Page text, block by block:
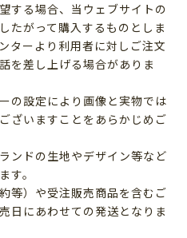
する場合、当ウェブサイトの
たがって購入するものとしま
ターより利用者に対しご注文
を差し上げる場合がありま
の設定により画像と実物では
ざいますことをあらかじめご
ンドの生地やデザイン等など
す。
等）や受注販売商品を含むご
日にあわせての発送となりま